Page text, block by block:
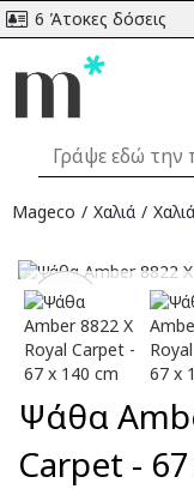
6 Άτοκες δόσεις
Mageco Χαλιά
-23%
Ψάθα
Carpet -